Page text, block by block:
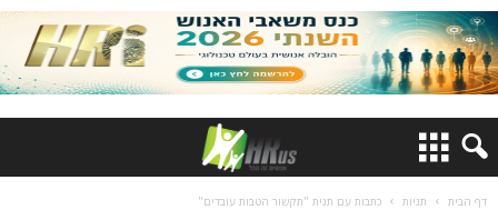
דף הבית תגיות כתבות עם תגית "תקשור הטבות עובדים"